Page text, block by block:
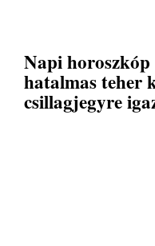
Napi
hatalmas teher
csillagjegyre